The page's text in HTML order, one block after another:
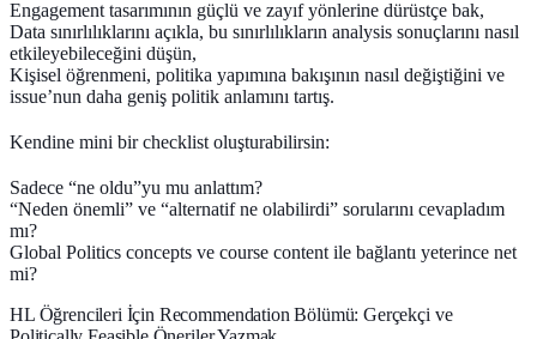
Engagement tasarımının güçlü ve zayıf yönlerine dürüstçe bak,
Data sınırlılıklarını açıkla, bu sınırlılıkların analysis sonuçlarını nasıl
etkileyebileceğini düşün,
Kişisel öğrenmeni, politika yapımına bakışının nasıl değiştiğini ve
issue’nun daha geniş politik anlamını tartış.
Kendine mini bir checklist oluşturabilirsin:
Sadece “ne oldu”yu mu anlattım?
“Neden önemli” ve “alternatif ne olabilirdi” sorularını cevapladım
mı?
Global Politics concepts ve course content ile bağlantı yeterince net
mi?
HL Öğrencileri İçin Recommendation Bölümü: Gerçekçi ve